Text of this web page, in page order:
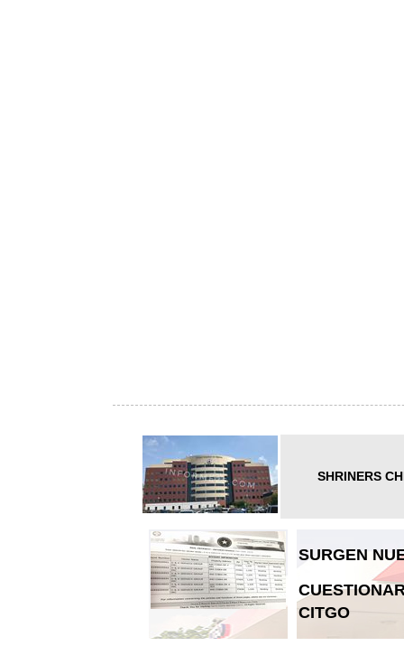
SHRINERS
SURGEN
CITGO